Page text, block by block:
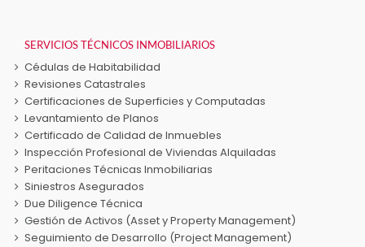
SERVICIOS TÉCNICOS INMOBILIARIOS
Cédulas de Habitabilidad
Revisiones Catastrales
Certificaciones de Superficies y Computadas
Levantamiento de Planos
Certificado de Calidad de Inmuebles
Inspección Profesional de Viviendas Alquiladas
Peritaciones Técnicas Inmobiliarias
Siniestros Asegurados
Due Diligence Técnica
Gestión de Activos (Asset y Property Management)
Seguimiento de Desarrollo (Project Management)